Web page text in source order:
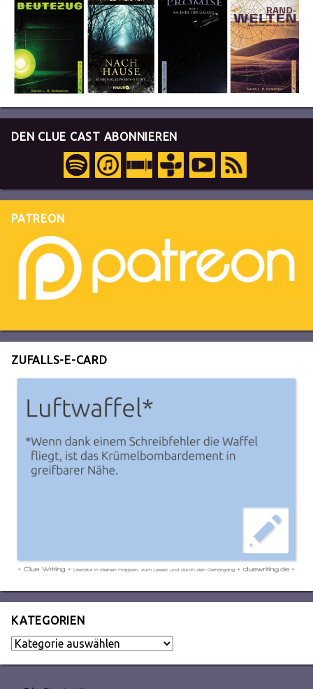
DEN CLUE CAST ABONNIEREN
PATREON
ZUFALLS-E-CARD
KATEGORIEN
Kategorien